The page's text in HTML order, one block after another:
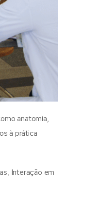
anatomia,
à prática
Interação em